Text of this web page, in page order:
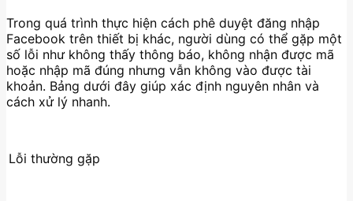
Trong quá trình thực hiện cách phê duyệt đăng nhập
Facebook trên thiết bị khác, người dùng có thể gặp một
số lỗi như không thấy thông báo, không nhận được mã
hoặc nhập mã đúng nhưng vẫn không vào được tài
khoản. Bảng dưới đây giúp xác định nguyên nhân và
cách xử lý nhanh.
Lỗi thường gặp